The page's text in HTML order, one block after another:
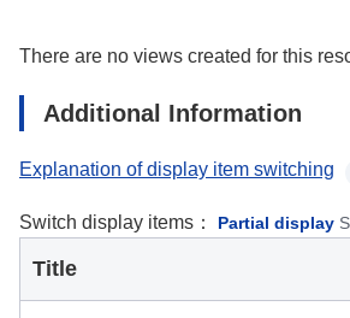
There are no views created for this
Additional Information
Explanation of display item switching
Switch display items： Partial display
Title